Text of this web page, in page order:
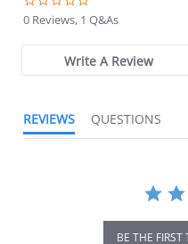
0 Reviews, 1 Q&As
Write A Review
REVIEWS QUESTIONS
BE THE FIRST